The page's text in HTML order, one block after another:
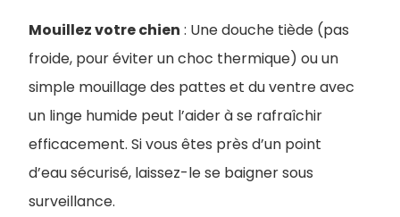
Mouillez votre chien : Une douche tiède (pas
froide, pour éviter un choc thermique) ou un
simple mouillage des pattes et du ventre avec
un linge humide peut l’aider à se rafraîchir
efficacement. Si vous êtes près d’un point
d’eau sécurisé, laissez-le se baigner sous
surveillance.